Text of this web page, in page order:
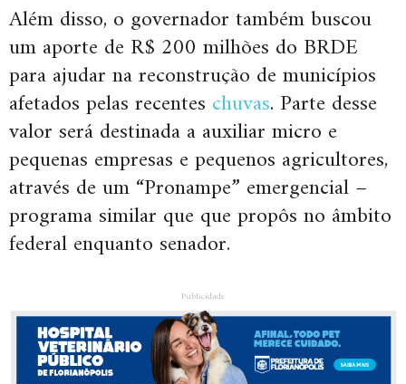
Além disso, o governador também buscou
um aporte de R$ 200 milhões do BRDE
para ajudar na reconstrução de municípios
afetados pelas recentes chuvas. Parte desse
valor será destinada a auxiliar micro e
pequenas empresas e pequenos agricultores,
através de um “Pronampe” emergencial –
programa similar que que propôs no âmbito
federal enquanto senador.
Publicidade